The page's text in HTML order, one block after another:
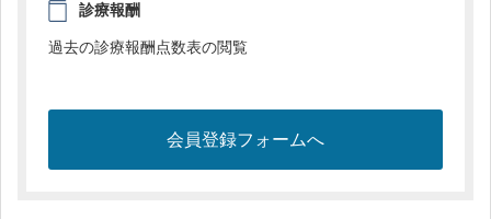
診療報酬
過去の診療報酬点数表の閲覧
会員登録フォームへ